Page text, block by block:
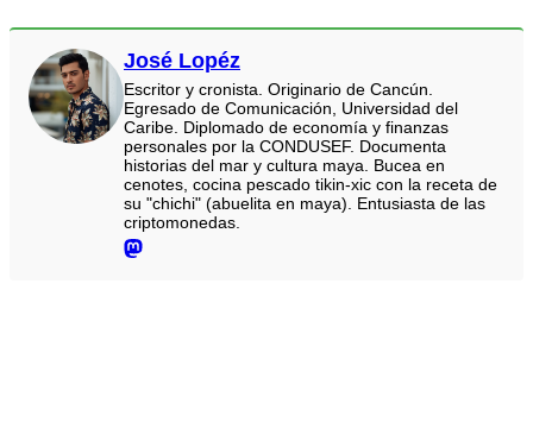
José Lopéz
Escritor y cronista. Originario de Cancún.
Egresado de Comunicación, Universidad del
Caribe. Diplomado de economía y finanzas
personales por la CONDUSEF. Documenta
historias del mar y cultura maya. Bucea en
cenotes, cocina pescado tikin-xic con la receta de
su "chichi" (abuelita en maya). Entusiasta de las
criptomonedas.